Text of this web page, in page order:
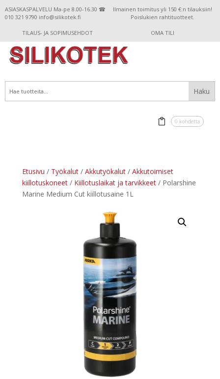
ASIASKASPALVELU Ma-pe 8.00-16.30 ☎
010 321 9790 info@silikotek.fi
Ilmainen toimitus yli 150 €:n tilauksiin!
Poislukien rahtituotteet.
TILAUS- JA SOPIMUSEHDOT OMA TILI
0 kohdetta
Etusivu / Työkalut/ Akkutyökalut/ Akkutoimiset
kiillotuskoneet/ Kiillotuslaikat ja tarvikkeet/ Polarshine
Marine Medium Cut kiillotusaine 1L